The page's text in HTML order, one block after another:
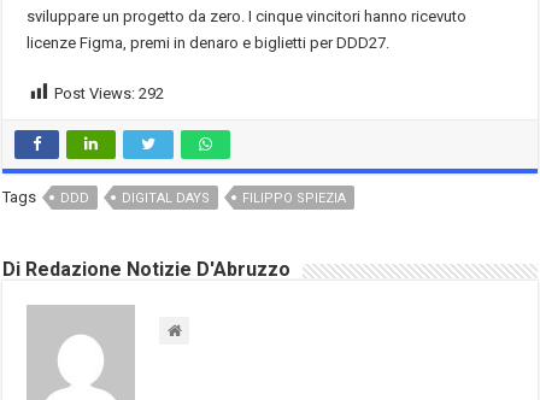
sviluppare un progetto da zero. I cinque vincitori hanno ricevuto
licenze Figma, premi in denaro e biglietti per DDD27.
Post Views: 292
Tags DDD DIGITAL DAYS FILIPPO SPIEZIA
Di Redazione Notizie D'Abruzzo